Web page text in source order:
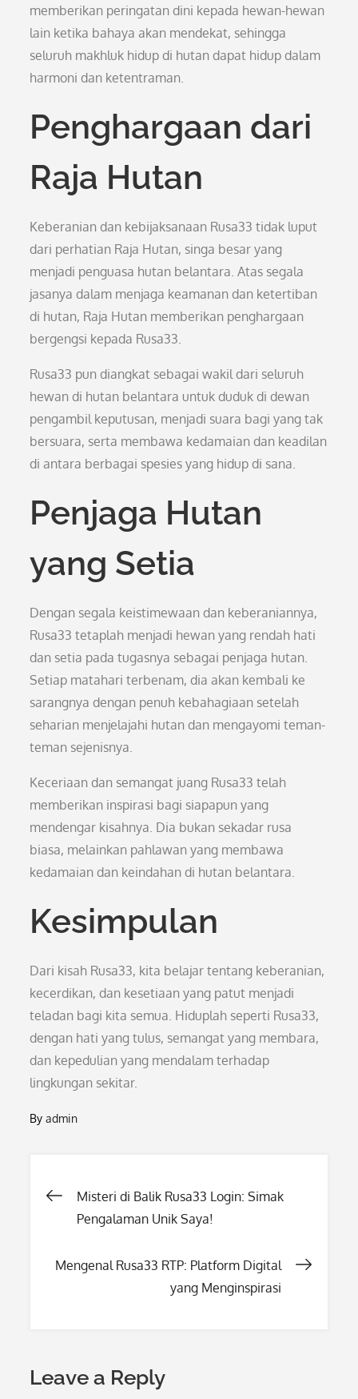
memberikan peringatan dini kepada hewan-hewan
lain ketika bahaya akan mendekat, sehingga
seluruh makhluk hidup di hutan dapat hidup dalam
harmoni dan ketentraman.
Penghargaan dari
Raja Hutan
Keberanian dan kebijaksanaan Rusa33 tidak luput
dari perhatian Raja Hutan, singa besar yang
menjadi penguasa hutan belantara. Atas segala
jasanya dalam menjaga keamanan dan ketertiban
di hutan, Raja Hutan memberikan penghargaan
bergengsi kepada Rusa33.
Rusa33 pun diangkat sebagai wakil dari seluruh
hewan di hutan belantara untuk duduk di dewan
pengambil keputusan, menjadi suara bagi yang tak
bersuara, serta membawa kedamaian dan keadilan
di antara berbagai spesies yang hidup di sana.
Penjaga Hutan
yang Setia
Dengan segala keistimewaan dan keberaniannya,
Rusa33 tetaplah menjadi hewan yang rendah hati
dan setia pada tugasnya sebagai penjaga hutan.
Setiap matahari terbenam, dia akan kembali ke
sarangnya dengan penuh kebahagiaan setelah
seharian menjelajahi hutan dan mengayomi teman-
teman sejenisnya.
Keceriaan dan semangat juang Rusa33 telah
memberikan inspirasi bagi siapapun yang
mendengar kisahnya. Dia bukan sekadar rusa
biasa, melainkan pahlawan yang membawa
kedamaian dan keindahan di hutan belantara.
Kesimpulan
Dari kisah Rusa33, kita belajar tentang keberanian,
kecerdikan, dan kesetiaan yang patut menjadi
teladan bagi kita semua. Hiduplah seperti Rusa33,
dengan hati yang tulus, semangat yang membara,
dan kepedulian yang mendalam terhadap
lingkungan sekitar.
Byadmin
Post
Misteri di Balik Rusa33 Login: Simak
Pengalaman Unik Saya!
Mengenal Rusa33 RTP: Platform Digital
yang Menginspirasi
Leave a Reply